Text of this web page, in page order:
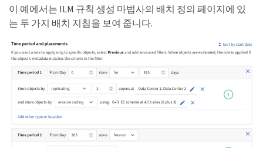
이 예에서는 ILM 규칙 생성 마법사의 배치 정의 페이지에 있
는 두 가지 배치 지침을 보여 줍니다.